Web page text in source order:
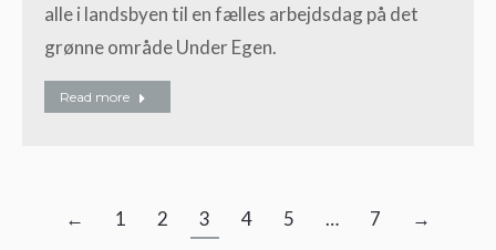
alle i landsbyen til en fælles arbejdsdag på det
grønne område Under Egen.
Read more
← 1 2 3 4 5 … 7 →